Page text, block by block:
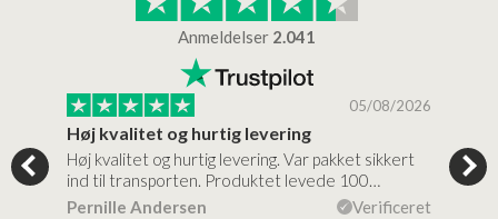
Anmeldelser 2.041
05/08/2026
Høj kvalitet og hurtig levering
Høj kvalitet og hurtig levering. Var pakket sikkert
ind til transporten. Produktet levede 100…
Pernille Andersen
Verificeret